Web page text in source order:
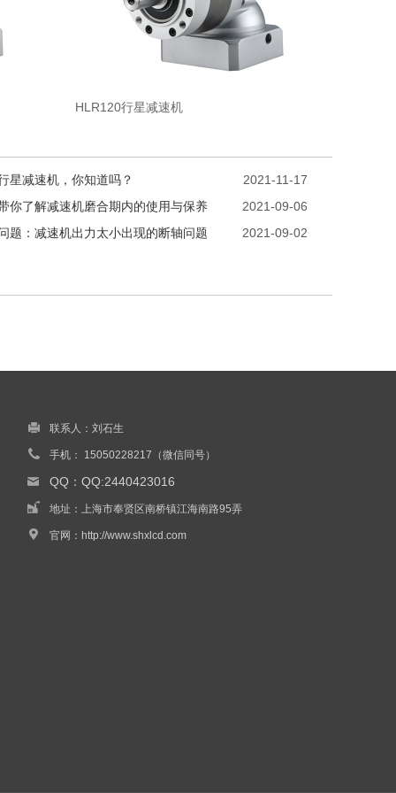
HLR120行星减速机
星减速机，你知道吗？
2021-11-17
你了解减速机磨合期内的使用与保养
2021-09-06
题：减速机出力太小出现的断轴问题
2021-09-02
联系人：刘石生
手机： 15050228217（微信同号）
QQ：QQ:2440423016
地址：上海市奉贤区南桥镇江海南路95弄
官网： http://www.shxlcd.com